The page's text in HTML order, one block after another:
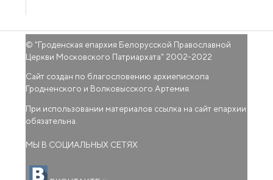
© "Гроденская епархия Белорусской Православной
Церкви Московского Патриархата" 2002-2022
Сайт создан по благословению архиепископа
Гродненского и Волковысского Артемия.
При использовании материалов ссылка на сайт епархии
обязательна.
МЫ В СОЦИАЛЬНЫХ СЕТЯХ